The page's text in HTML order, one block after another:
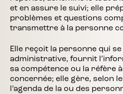
et en assure le suivi; elle
problèmes et questions
transmettre à la personne
Elle reçoit la personne qui
administrative, fournit
sa compétence ou la réfère
concernée; elle gère, selon
l’agenda de la ou des